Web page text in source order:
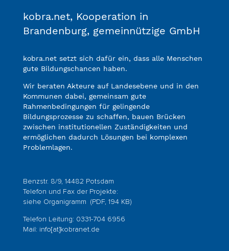
kobra.net, Kooperation in
Brandenburg, gemeinnützige GmbH
kobra.net setzt sich dafür ein, dass alle Menschen
gute Bildungschancen haben.
Wir beraten Akteure auf Landesebene und in den
Kommunen dabei, gemeinsam gute
Rahmenbedingungen für gelingende
Bildungsprozesse zu schaffen, bauen Brücken
zwischen institutionellen Zuständigkeiten und
ermöglichen dadurch Lösungen bei komplexen
Problemlagen.
Benzstr. 8/9, 14482 Potsdam
Telefon und Fax der Projekte:
siehe Organigramm (PDF, 194 KB)
Telefon Leitung: 0331-704 6956
Mail: info[at]kobranet.de